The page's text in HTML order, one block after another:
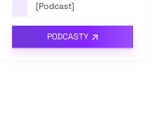
[Podcast]
PODCASTY